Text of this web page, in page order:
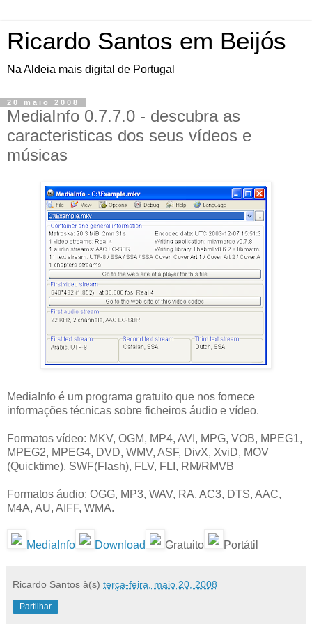
Ricardo Santos em Beijós
Na Aldeia mais digital de Portugal
20 maio 2008
MediaInfo 0.7.7.0 - descubra as
caracteristicas dos seus vídeos e
músicas
MediaInfo é um programa gratuito que nos fornece
informações técnicas sobre ficheiros áudio e vídeo.
Formatos vídeo: MKV, OGM, MP4, AVI, MPG, VOB, MPEG1,
MPEG2, MPEG4, DVD, WMV, ASF, DivX, XviD, MOV
(Quicktime), SWF(Flash), FLV, FLI, RM/RMVB
Formatos áudio: OGG, MP3, WAV, RA, AC3, DTS, AAC,
M4A, AU, AIFF, WMA.
MediaInfo Download Gratuito Portátil
Ricardo Santos à(s) terça-feira, maio 20, 2008
Partilhar